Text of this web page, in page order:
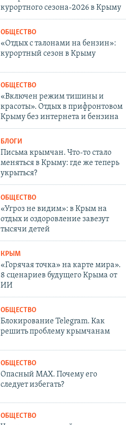
курортного сезона-2026 в Крыму
ОБЩЕСТВО
«Отдых с талонами на бензин»:
курортный сезон в Крыму
ОБЩЕСТВО
«Включен режим тишины и
красоты». Отдых в прифронтовом
Крыму без интернета и бензина
БЛОГИ
Письма крымчан. Что-то стало
меняться в Крыму: где же теперь
укрыться?
ОБЩЕСТВО
«Угроз не видим»: в Крым на
отдых и оздоровление завезут
тысячи детей
КРЫМ
«Горячая точка» на карте мира».
8 сценариев будущего Крыма от
ИИ
ОБЩЕСТВО
Блокирование Telegram. Как
решить проблему крымчанам
ОБЩЕСТВО
Опасный MAX. Почему его
следует избегать?
ОБЩЕСТВО